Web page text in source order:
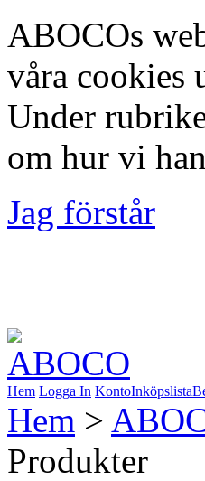
ABOCOs
våra cookies
Under
om hur vi
Jag förstår
Hem Logga In KontoInköpslista
Hem >
Produkter